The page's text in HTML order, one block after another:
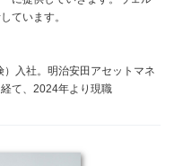
ています。
入社。明治安田アセットマネ
て、2024年より現職